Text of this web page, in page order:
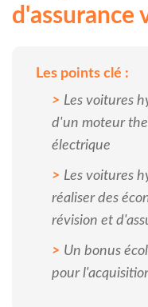
d'assurance
Les points clé :
Les voitures
d'un moteur
électrique
Les voitures
réaliser des
révision et
Un bonus
pour